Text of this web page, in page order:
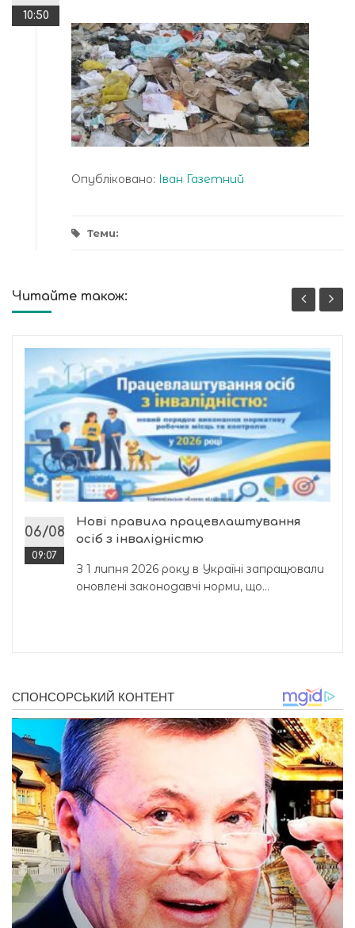
10:50
Опубліковано: Іван Газетний
Теми:
Читайте також:
06/08
09:07
Нові правила працевлаштування
осіб з інвалідністю
З 1 липня 2026 року в Україні запрацювали
оновлені законодавчі норми, що...